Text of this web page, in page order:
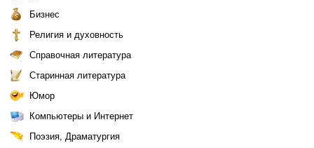
Бизнес
Религия и духовность
Справочная литература
Старинная литература
Юмор
Компьютеры и Интернет
Поэзия, Драматургия